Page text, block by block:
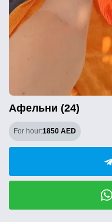
Афельни (24)
For hour:1850 AED